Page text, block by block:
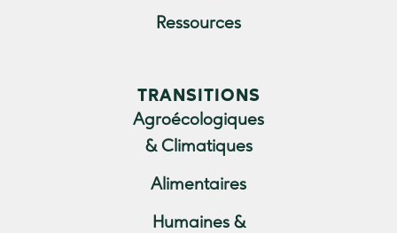
Ressources
TRANSITIONS
Agroécologiques
& Climatiques
Alimentaires
Humaines &